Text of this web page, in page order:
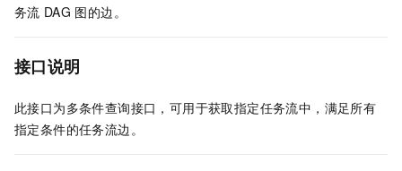
务流 DAG 图的边。
接口说明
此接口为多条件查询接口，可用于获取指定任务流中，满足所有
指定条件的任务流边。